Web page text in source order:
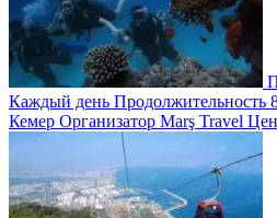
Каждый день Продолжительность
Кемер Организатор Marş Travel